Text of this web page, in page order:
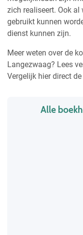
zich realiseert. Ook al
gebruikt kunnen
dienst kunnen zijn.
Meer weten over de
Langezwaag? Lees
Vergelijk hier direct
Alle